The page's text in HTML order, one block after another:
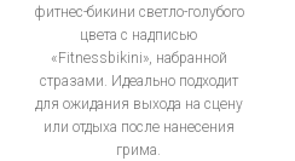
фитнес-бикини светло-голубого
цвета с надписью
«Fitnessbikini», набранной
стразами. Идеально подходит
для ожидания выхода на сцену
или отдыха после нанесения
грима.